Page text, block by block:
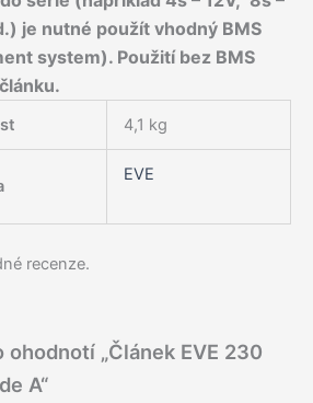
je nutné použít vhodný BMS
system). Použití bez BMS
4,1 kg
EVE
recenze.
„Článek EVE 230
A“